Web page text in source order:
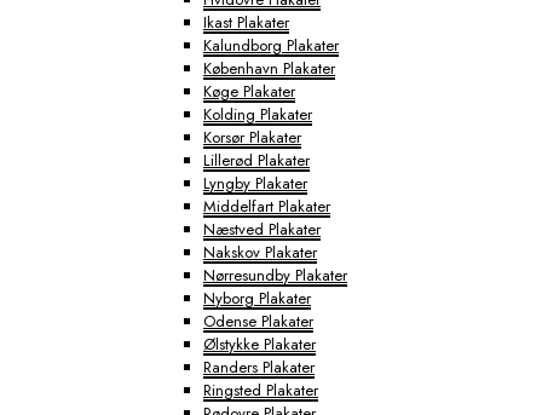
Ikast Plakater
Kalundborg Plakater
København Plakater
Køge Plakater
Kolding Plakater
Korsør Plakater
Lillerød Plakater
Lyngby Plakater
Middelfart Plakater
Næstved Plakater
Nakskov Plakater
Nørresundby Plakater
Nyborg Plakater
Odense Plakater
Ølstykke Plakater
Randers Plakater
Ringsted Plakater